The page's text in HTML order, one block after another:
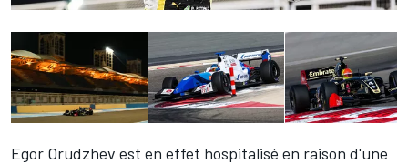
Egor Orudzhev est en effet hospitalisé en raison d'une